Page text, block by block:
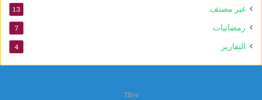
غير مصنف 13
رمضانيات 7
التقارير 4
Tlive